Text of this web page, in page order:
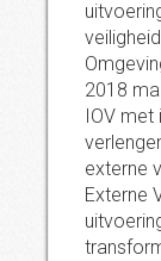
2018
IOV met
externe
Externe